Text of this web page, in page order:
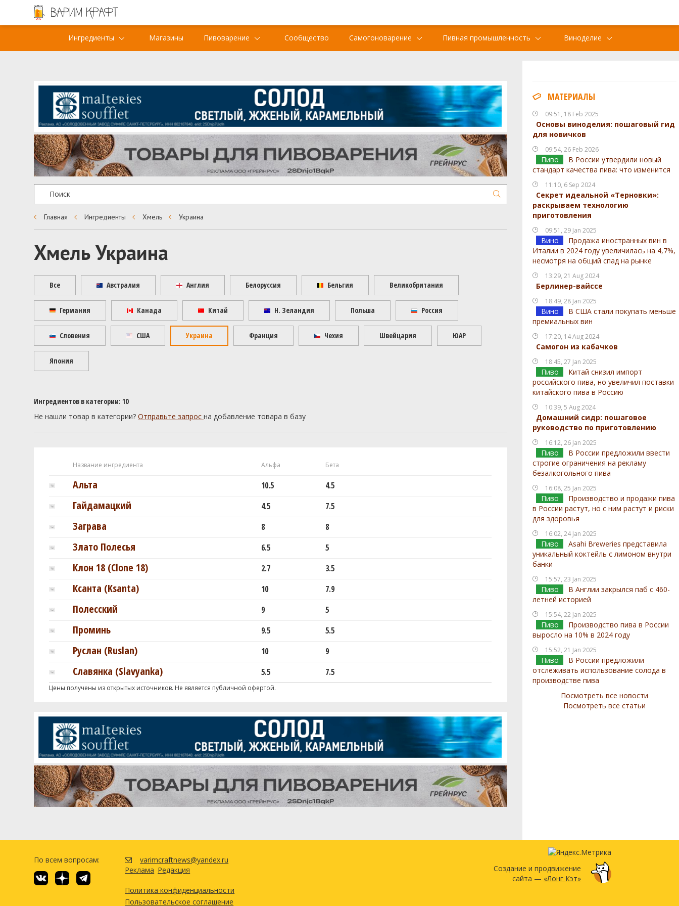
Ингредиенты Магазины Пивоварение Сообщество Самогоноварение Пивная промышленность Виноделие
МАТЕРИАЛЫ
09:51, 18 Feb 2025
Основы виноделия: пошаговый гид
для новичков
09:54, 26 Feb 2026
Пиво
В России утвердили новый
стандарт качества пива: что изменится
11:10, 6 Sep 2024
Секрет идеальной «Терновки»:
раскрываем технологию
приготовления
09:51, 29 Jan 2025
Вино
Продажа иностранных вин в
Италии в 2024 году увеличилась на 4,7%,
несмотря на общий спад на рынке
13:29, 21 Aug 2024
Берлинер-вайссе
18:49, 28 Jan 2025
Вино
В США стали покупать меньше
премиальных вин
17:20, 14 Aug 2024
Самогон из кабачков
18:45, 27 Jan 2025
Пиво
Китай снизил импорт
российского пива, но увеличил поставки
китайского пива в Россию
10:39, 5 Aug 2024
Домашний сидр: пошаговое
руководство по приготовлению
16:12, 26 Jan 2025
Пиво
В России предложили ввести
строгие ограничения на рекламу
безалкогольного пива
16:08, 25 Jan 2025
Пиво
Производство и продажи пива
в России растут, но с ним растут и риски
для здоровья
16:02, 24 Jan 2025
Пиво
Asahi Breweries представила
уникальный коктейль с лимоном внутри
банки
15:57, 23 Jan 2025
Пиво
В Англии закрылся паб с 460-
летней историей
15:54, 22 Jan 2025
Пиво
Производство пива в России
выросло на 10% в 2024 году
15:52, 21 Jan 2025
Пиво
В России предложили
отслеживать использование солода в
производстве пива
Посмотреть все новости
Посмотреть все статьи
Главная Ингредиенты Хмель Украина
Хмель Украина
Все Австралия Англия Белоруссия Бельгия Великобритания
Германия Канада Китай Н. Зеландия Польша Россия
Словения США Украина Франция Чехия Швейцария ЮАР
Япония
Ингредиентов в категории: 10
Не нашли товар в категории? Отправьте запросна добавление товара в базу
Название ингредиента Альфа Бета
Альта 10.5 4.5
Гайдамацкий 4.5 7.5
Заграва 8 8
Злато Полесья 6.5 5
Клон 18 (Clone 18) 2.7 3.5
Ксанта (Ksanta) 10 7.9
Полесский 9 5
Проминь 9.5 5.5
Руслан (Ruslan) 10 9
Славянка (Slavyanka) 5.5 7.5
Цены получены из открытых источников. Не является публичной офертой.
По всем вопросам:
varimcraftnews@yandex.ru
Реклама Редакция
Политика конфиденциальности
Пользовательское соглашение
Создание и продвижение
сайта — «Лонг Кэт»